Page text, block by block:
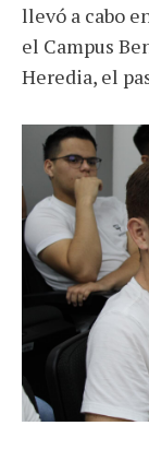
llevó a cabo
el Campus
Heredia, el